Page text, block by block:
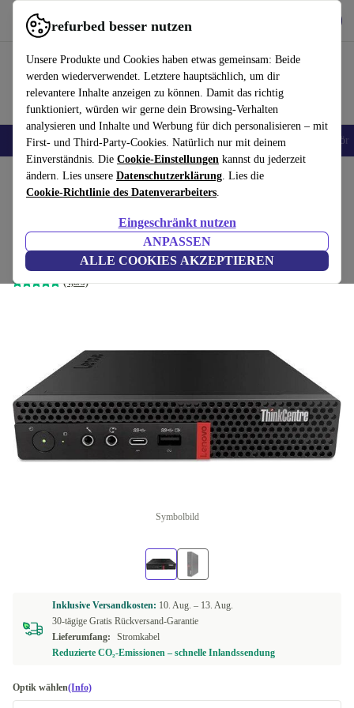
refurbed besser nutzen
Unsere Produkte und Cookies haben etwas gemeinsam: Beide
werden wiederverwendet. Letztere hauptsächlich, um dir
relevantere Inhalte anzeigen zu können. Damit das richtig
funktioniert, würden wir gerne dein Browsing-Verhalten
analysieren und Inhalte und Werbung für dich personalisieren – mit
First- und Third-Party-Cookies. Natürlich nur mit deinem
Einverständnis. Die Cookie-Einstellungen kannst du jederzeit
ändern. Lies unsere Datenschutzerklärung. Lies die
Cookie-Richtlinie des Datenverarbeiters.
Eingeschränkt nutzen
ANPASSEN
ALLE COOKIES AKZEPTIEREN
refurbed schnell und einfach nutzen
🎒 Back to school Handys Laptops Tablets Smartwatches Zubehör
Home Produkte Desktop PCs Lenovo Desktops
Lenovo ThinkCentre M720q
Tiny
i3-8100T | 8 GB | 128 GB SSD | Win 11 Pro
(4,8/5)
181,99 €
619,00 €
Symbolbild
Inklusive Versandkosten: 10. Aug. – 13. Aug.
30-tägige Gratis Rückversand-Garantie
Lieferumfang:
Stromkabel
Reduzierte CO₂-Emissionen – schnelle Inlandssendung
Optik wählen(Info)